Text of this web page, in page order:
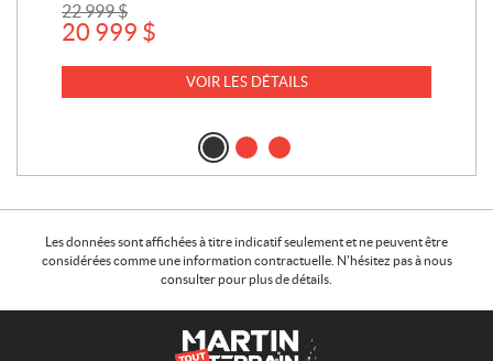
22 999$
20 999 $
VOIR LES DÉTAILS
Les données sont affichées à titre indicatif seulement et ne peuvent être
considérées comme une information contractuelle. N'hésitez pas à nous
consulter pour plus de détails.